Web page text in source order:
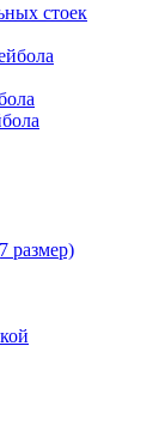
стоек
размер)